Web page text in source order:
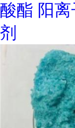
酸酯 阳
剂